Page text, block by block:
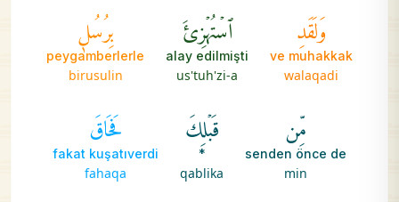
وَلَقَدِ
ve muhakkak
walaqadi
ٱسۡتُهۡزِئَ
alay edilmişti
us'tuh'zi-a
بِرُسُلٖ
peygamberlerle
birusulin
مِّن
senden önce de
min
قَبۡلِكَ
*
qablika
فَحَاقَ
fakat kuşatıverdi
fahaqa